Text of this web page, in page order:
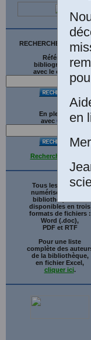
RECHERCHE SUR LE
Références
bibliographiques
avec le catalogue
En plein texte
avec G gle
Recherche avancée
Tous les ouvrages
numérisés de cette
bibliothèque sont
disponibles en trois
formats de fichiers :
Word (.doc),
PDF et RTF
Pour une liste
complète des
de la bibliothèque,
en fichier Excel,
cliquer ici.
en